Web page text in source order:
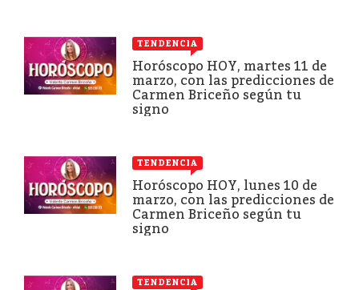
TENDENCIA
Horóscopo HOY, martes 11 de
marzo, con las predicciones de
Carmen Briceño según tu
signo
TENDENCIA
Horóscopo HOY, lunes 10 de
marzo, con las predicciones de
Carmen Briceño según tu
signo
TENDENCIA